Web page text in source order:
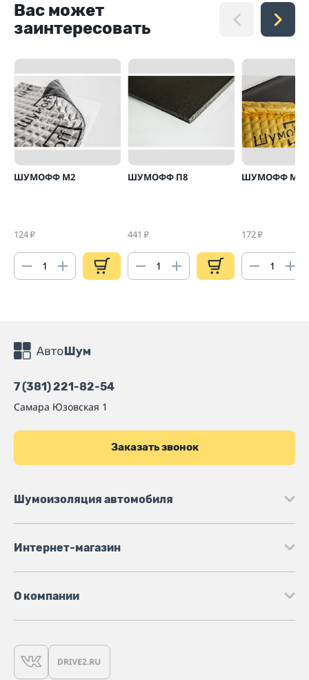
Вас может
заинтересовать
ШУМОФФ М2
124 ₽
ШУМОФФ П8
441 ₽
ШУМОФФ М4
172 ₽
7 (381) 221-82-54
Самара Юзовская 1
Заказать звонок
Шумоизоляция автомобиля
Интернет-магазин
О компании